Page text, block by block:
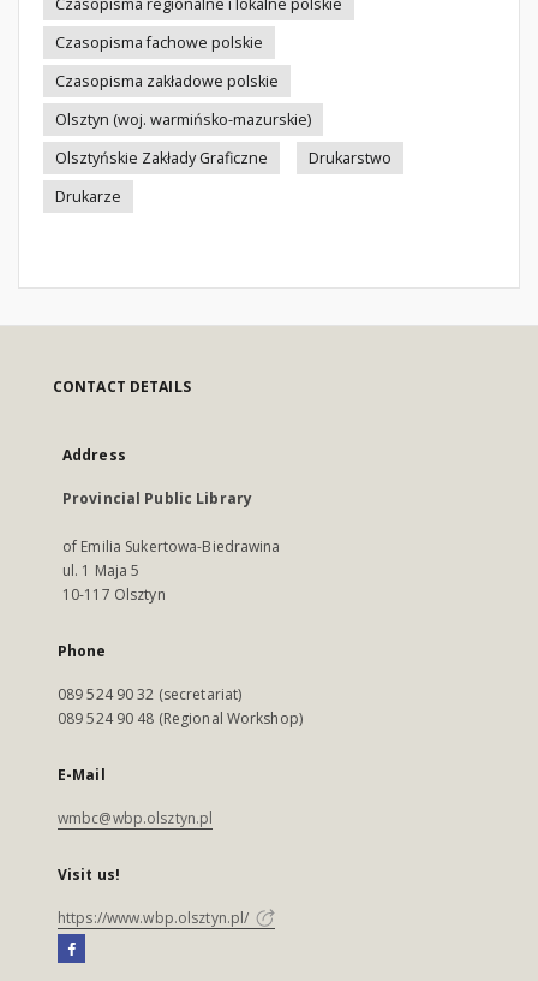
Czasopisma regionalne i lokalne polskie
Czasopisma fachowe polskie
Czasopisma zakładowe polskie
Olsztyn (woj. warmińsko-mazurskie)
Olsztyńskie Zakłady Graficzne
Drukarstwo
Drukarze
CONTACT DETAILS
Address
Provincial Public Library
of Emilia Sukertowa-Biedrawina
ul. 1 Maja 5
10-117 Olsztyn
Phone
089 524 90 32 (secretariat)
089 524 90 48 (Regional Workshop)
E-Mail
wmbc@wbp.olsztyn.pl
Visit us!
https://www.wbp.olsztyn.pl/